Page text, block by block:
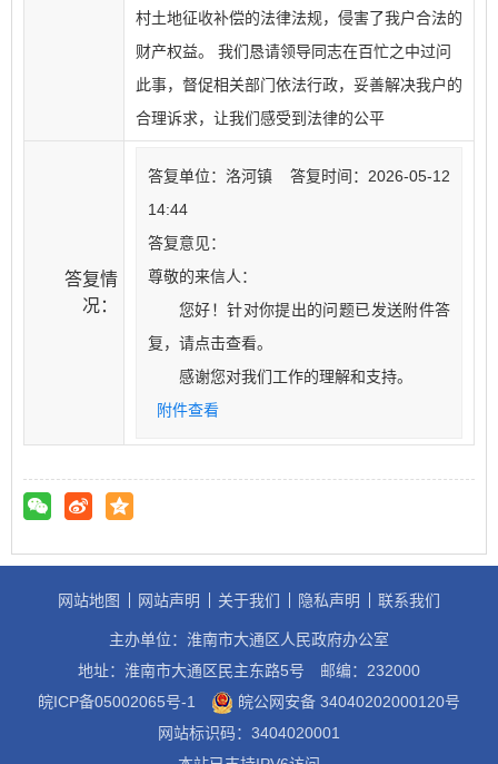
村土地征收补偿的法律法规，侵害了我户合法的
财产权益。 我们恳请领导同志在百忙之中过问
此事，督促相关部门依法行政，妥善解决我户的
合理诉求，让我们感受到法律的公平
答复情
况：
答复单位：洛河镇 答复时间：2026-05-12
14:44
答复意见：
尊敬的来信人：
您好！针对你提出的问题已发送附件答
复，请点击查看。
感谢您对我们工作的理解和支持。
附件查看
网站地图 网站声明 关于我们 隐私声明 联系我们
主办单位：淮南市大通区人民政府办公室
地址：淮南市大通区民主东路5号
邮编：232000
皖ICP备05002065号-1
皖公网安备 34040202000120号
网站标识码：3404020001